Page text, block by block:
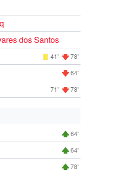
dos Santos
41' 78'
64'
71' 78'
64'
64'
78'